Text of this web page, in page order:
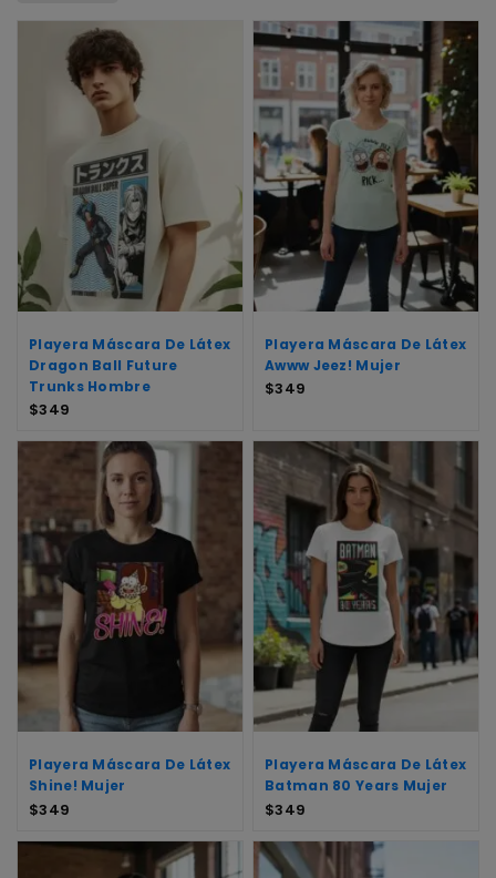
Playera Máscara De Látex
Dragon Ball Future
Trunks Hombre
$349
Playera Máscara De Látex
Awww Jeez! Mujer
$349
Playera Máscara De Látex
Shine! Mujer
$349
Playera Máscara De Látex
Batman 80 Years Mujer
$349